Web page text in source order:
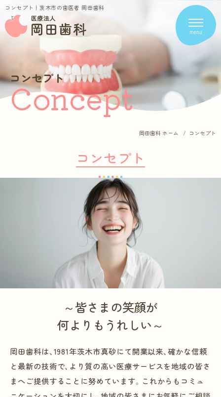
コンセプト｜茨木市の歯医者 岡田歯科
menu
コンセプト
Concept
岡田歯科 ホーム コンセプト
コンセプト
～皆さまの笑顔が
何よりもうれしい～
岡田歯科は、1981年茨木市真砂にて開業以来、確かな信頼
と最新の技術で、より質の高い医療サービスを地域の皆さ
まへご提供することに努めています。これからもコミュ
Clinic Contents
ホーム 医院紹介・アクセス
お問い合わせ
プライバシーポリシー
Treatment Contents
インプラント治療・入れ歯
ホワイトニング
さまざまな治療